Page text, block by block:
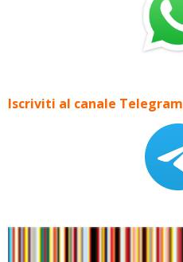
Iscriviti al canale Telegram